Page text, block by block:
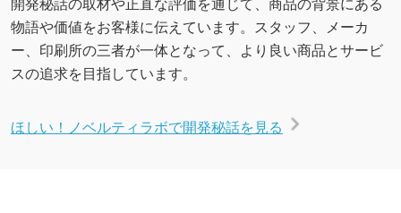
物語や価値をお客様に伝えています。スタッフ、メーカ
ー、印刷所の三者が一体となって、より良い商品とサービ
スの追求を目指しています。
ほしい！ノベルティラボで開発秘話を見る